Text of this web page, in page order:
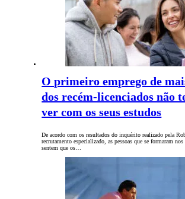
O primeiro emprego de
dos recém-licenciados não
ver com os seus estudos
De acordo com os resultados do inquérito realizado pela
recrutamento especializado, as pessoas que se formaram
sentem que os…